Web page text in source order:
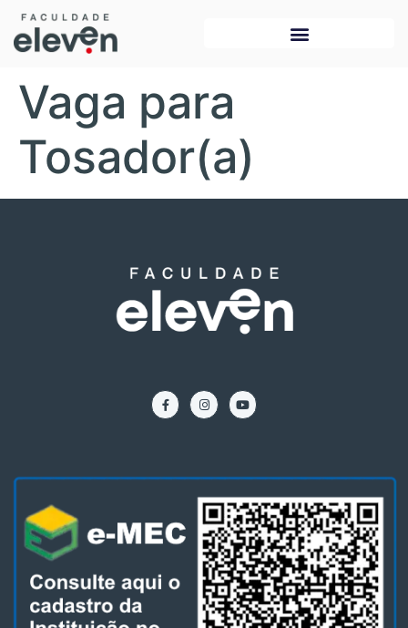
Vaga para
Tosador(a)